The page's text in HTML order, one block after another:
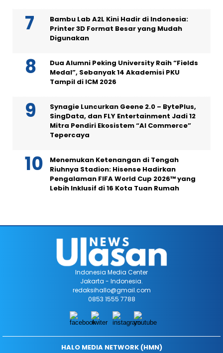
Bambu Lab A2L Kini Hadir di Indonesia:
Printer 3D Format Besar yang Mudah
Digunakan
Dua Alumni Peking University Raih “Fields
Medal”, Sebanyak 14 Akademisi PKU
Tampil di ICM 2026
Synagie Luncurkan Geene 2.0 – BytePlus,
SingData, dan FLY Entertainment Jadi 12
Mitra Pendiri Ekosistem “AI Commerce”
Tepercaya
Menemukan Ketenangan di Tengah
Riuhnya Stadion: Hisense Hadirkan
Pengalaman FIFA World Cup 2026™ yang
Lebih Inklusif di 16 Kota Tuan Rumah
Indonesia Media Center
Jakarta - Indonesia.
redaksihallo@gmail.com
0853 1555 7788
HALO MEDIA NETWORK (HMN)